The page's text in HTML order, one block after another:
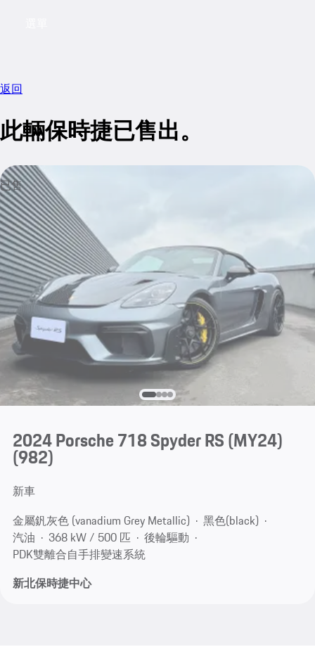
返回
此輛保時捷已售出。
已售
2024 Porsche 718 Spyder RS (MY24)
(982)
新車
金屬釩灰色 (vanadium Grey Metallic)
黑色(black)
汽油
368 kW / 500 匹
後輪驅動
PDK雙離合自手排變速系統
新北保時捷中心